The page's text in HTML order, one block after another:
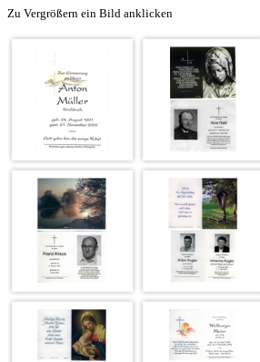
Zu Vergrößern ein Bild anklicken